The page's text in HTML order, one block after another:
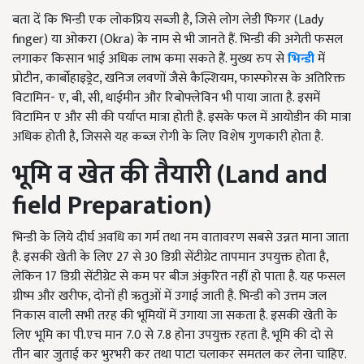
बता दें कि भिन्डी एक लोकप्रिय सब्जी है, जिसे लोग लेडी फिगर (Lady
finger) या ओकरा (Okra) के नाम से भी जानते हैं. भिन्डी की अगेती फसल
लगाकर किसान भाई अधिक लाभ कमा सकते हैं. मुख्य रुप सेभिन्डीमें
प्रोटीन, कार्बोहाइड्रेट, खनिज लवणों जैसे कैल्शियम, फास्फोरस के अतिरिक्त
विटामिन- ए, बी, सी, थाईमीन और रिबोफ्लेविन भी पाया जाता है. इसमें
विटामिन ए और सी की पर्याप्त मात्रा होती है. इसके फल में आयोडीन की मात्रा
अधिक होती है, जिससे यह कब्ज रोगी के लिए विशेष गुणकारी होता है.
भूमि व खेत की तैयारी (Land and
field Preparation)
भिन्डी के लिये दीर्घ अवधि का गर्म तथा नम वातावरण सबसे उन्नत माना जाता
है. इसकी खेती के लिए 27 से 30 डिग्री सेंटीग्रेट तापमान उपयुक्त होता है,
लेकिन 17 डिग्री सेंटीग्रेट से कम पर बीज अंकुरित नहीं हो पाता है. यह फसल
ग्रीष्म और खरीफ, दोनों ही ऋतुओं में उगाई जाती है. भिन्डी को उत्तम जल
निकास वाली सभी तरह की भूमियों में उगाया जा सकता है. इसकी खेती के
लिए भूमि का पी.एच मान 7.0 से 7.8 होना उपयुक्त रहता है. भूमि की दो से
तीन बार जुताई कर भुरभरी कर तथा पाटा चलाकर समतल कर लेना चाहिए.